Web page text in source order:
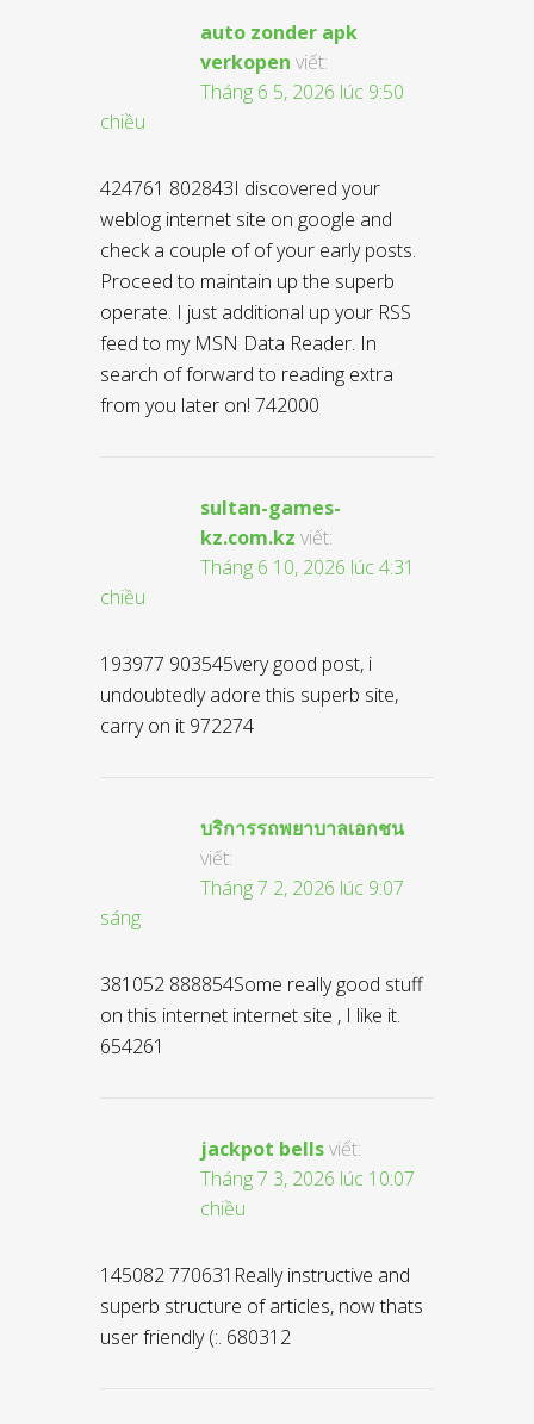
auto zonder apk
verkopen viết:
Tháng 6 5, 2026 lúc 9:50
chiều
424761 802843I discovered your
weblog internet site on google and
check a couple of of your early posts.
Proceed to maintain up the superb
operate. I just additional up your RSS
feed to my MSN Data Reader. In
search of forward to reading extra
from you later on! 742000
sultan-games-
kz.com.kz viết:
Tháng 6 10, 2026 lúc 4:31
chiều
193977 903545very good post, i
undoubtedly adore this superb site,
carry on it 972274
บริการรถพยาบาลเอกชน
viết:
Tháng 7 2, 2026 lúc 9:07
sáng
381052 888854Some really good stuff
on this internet internet site , I like it.
654261
jackpot bellsviết:
Tháng 7 3, 2026 lúc 10:07
chiều
145082 770631Really instructive and
superb structure of articles, now thats
user friendly (:. 680312